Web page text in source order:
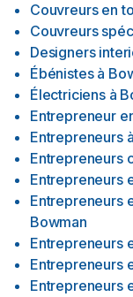
Couvreurs en
Couvreurs
Designers
Ébénistes à
Électriciens à
Entrepreneur
Entrepreneurs à
Entrepreneurs
Entrepreneurs
Entrepreneurs
Bowman
Entrepreneurs
Entrepreneurs
Entrepreneurs